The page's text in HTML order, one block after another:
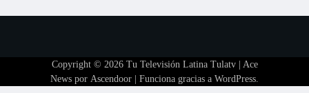
Copyright © 2026 Tu Televisión Latina Tulatv| Ace
News por Ascendoor | Funciona gracias a WordPress.